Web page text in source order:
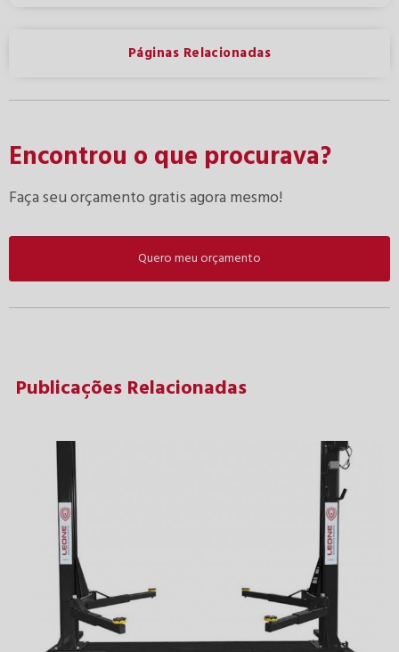
Páginas Relacionadas
Encontrou o que procurava?
Faça seu orçamento gratis agora mesmo!
Quero meu orçamento
Publicações Relacionadas